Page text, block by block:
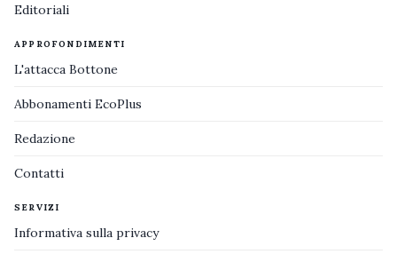
Editoriali
APPROFONDIMENTI
L'attacca Bottone
Abbonamenti EcoPlus
Redazione
Contatti
SERVIZI
Informativa sulla privacy